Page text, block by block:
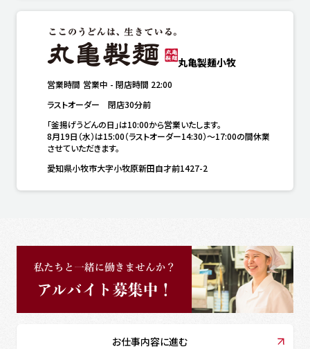
丸亀製麺小牧
営業時間 営業中 - 閉店時間 22:00
ラストオーダー　閉店30分前
「釜揚げうどんの日」は10:00から営業いたします。
8月19日（水）は15:00（ラストオーダー14:30）～17:00の間休業
させていただきます。
愛知県小牧市大字小牧原新田自才前1427-2
お仕事内容に進む